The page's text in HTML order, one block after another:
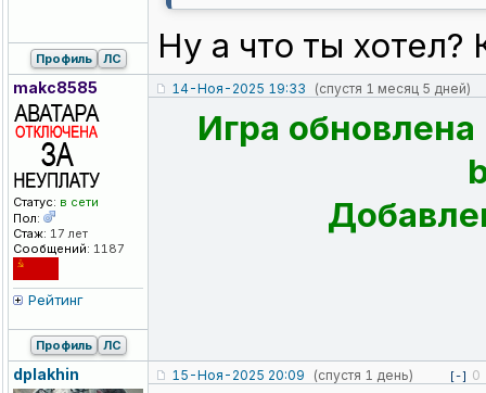
Ну а что ты
Профиль ЛС
makc8585
Статус: в сети
Пол:
Стаж: 17 лет
Сообщений: 1187
Рейтинг
14-Ноя-2025 19:33 (спустя 1 месяц 5 дней)
Игра
Профиль ЛС
dplakhin 15-Ноя-2025 20:09 (спустя 1 день) [-] 0